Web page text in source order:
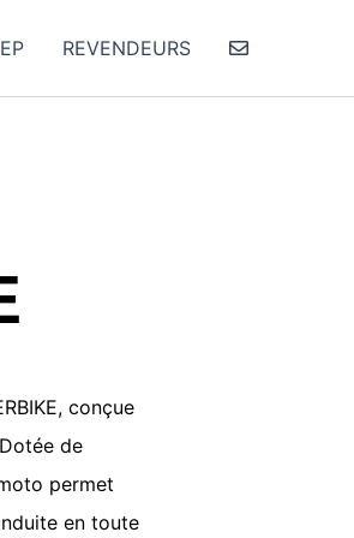
REVENDEURS
conçue
de
permet
en toute